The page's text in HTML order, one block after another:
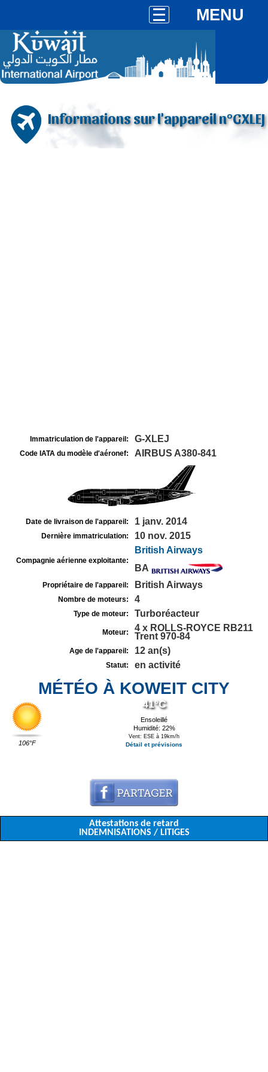
MENU
Informations sur l'appareil n°GXLEJ
Immatriculation de l'appareil: G-XLEJ
Code IATA du modèle d'aéronef: AIRBUS A380-841
Date de livraison de l'appareil: 1 janv. 2014
Dernière immatriculation: 10 nov. 2015
Compagnie aérienne exploitante:
British Airways
BA
Propriétaire de l'appareil: British Airways
Nombre de moteurs: 4
Type de moteur: Turboréacteur
Moteur:
4 x ROLLS-ROYCE RB211
Trent 970-84
Age de l'appareil: 12 an(s)
Statut: en activité
MÉTÉO À KOWEIT CITY
106°F
41°C
Ensoleillé
Humidité: 22%
Vent: ESE à 19km/h
Détail et prévisions
Attestations de retard
INDEMNISATIONS / LITIGES